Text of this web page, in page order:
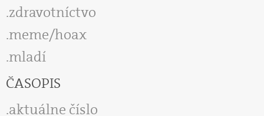
zdravotníctvo
meme/hoax
mladí
ČASOPIS
aktuálne číslo